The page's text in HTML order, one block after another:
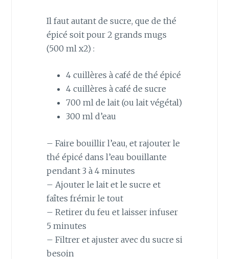
Il faut autant de sucre, que de thé
épicé soit pour 2 grands mugs
(500 ml x2) :
4 cuillères à café de thé épicé
4 cuillères à café de sucre
700 ml de lait (ou lait végétal)
300 ml d’eau
– Faire bouillir l’eau, et rajouter le
thé épicé dans l’eau bouillante
pendant 3 à 4 minutes
– Ajouter le lait et le sucre et
faîtes frémir le tout
– Retirer du feu et laisser infuser
5 minutes
– Filtrer et ajuster avec du sucre si
besoin